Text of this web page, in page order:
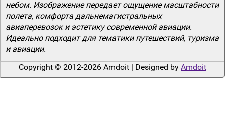
небом. Изображение передает ощущение масштабности
полета, комфорта дальнемагистральных
авиаперевозок и эстетику современной авиации.
Идеально подходит для тематики путешествий, туризма
и авиации.
Copyright © 2012-2026 Amdoit | Designed by Amdoit